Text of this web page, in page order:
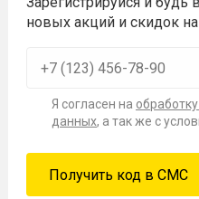
новых акций и скидок
Я согласен на
данных, а так же с